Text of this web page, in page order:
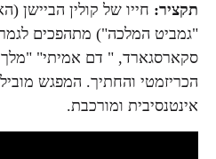
תקציר: חייו של קולין הביישן
"גמביט המלכה") מתהפכים
סקארסגארד, " דם אמיתי" "מלך
הכריזמטי והחתיך. המפגש
אינטנסיבית ומורכבת.